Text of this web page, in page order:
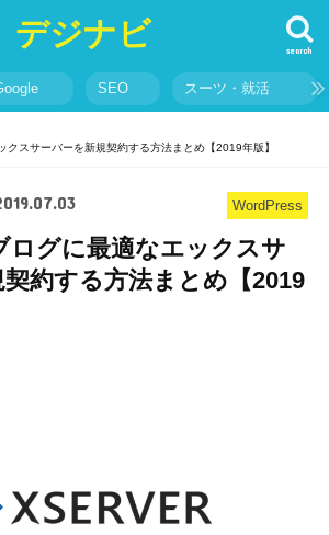
デジナビ search
SEO スーツ・就活
クスサーバーを新規契約する方法まとめ【2019年版】
WordPress
ログに最適なエックスサ
約する方法まとめ【2019